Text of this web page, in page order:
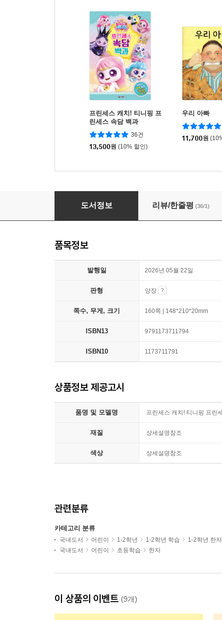
프린세스 캐치! 티니핑 프
린세스 속담 백과
36건
13,500원 (10% 할인)
우리 아빠
11,700원
프린세스 캐치! 티니핑 프린세스 한자 백과
도서정보 리뷰/한줄평 (36/1)
품목정보
발행일 2026년 05월 22일
판형 양장
쪽수, 무게, 크기 160쪽 | 148*210*20mm
ISBN13 9791173711794
ISBN10 1173711791
상품정보 제공고시
품명 및 모델명 프린세스 캐치! 티니핑 프린
재질 상세설명참조
색상 상세설명참조
관련분류
카테고리 분류
국내도서 어린이 1-2학년 1-2학년 학습
1-2학년 한자
국내도서
어린이 초등학습 한자
이 상품의 이벤트 (9개)